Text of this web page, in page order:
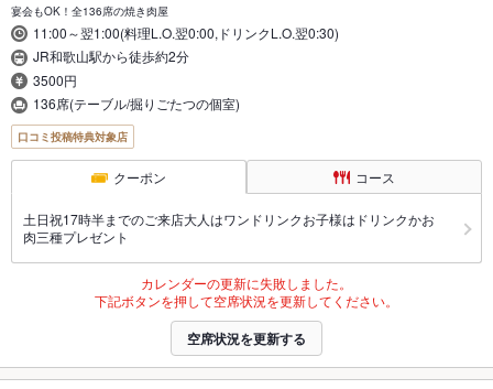
宴会もOK！全136席の焼き肉屋
11:00～翌1:00(料理L.O.翌0:00,ドリンクL.O.翌0:30)
JR和歌山駅から徒歩約2分
3500円
136席(テーブル/掘りごたつの個室)
口コミ投稿特典対象店
クーポン コース
土日祝17時半までのご来店大人はワンドリンクお子様はドリンクかお
肉三種プレゼント
カレンダーの更新に失敗しました。
下記ボタンを押して空席状況を更新してください。
空席状況を更新する